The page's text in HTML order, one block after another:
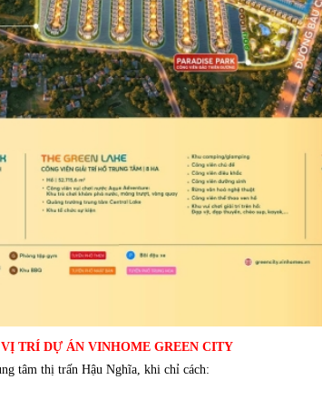
VỊ TRÍ DỰ ÁN VINHOME GREEN CITY
tâm thị trấn Hậu Nghĩa, khi chỉ cách: